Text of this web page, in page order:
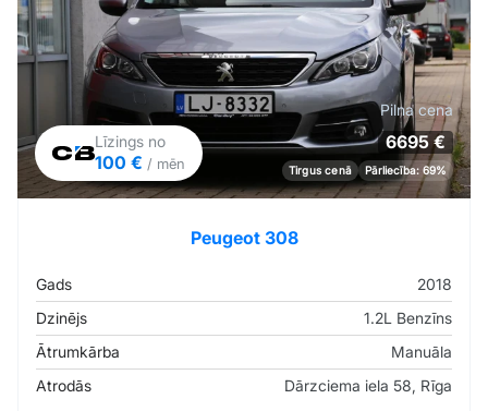
Līzings no
100 € / mēn
Pilna cena
6695 €
Tirgus cenā Pārliecība: 69%
Peugeot 308
Gads
2018
Dzinējs
1.2L Benzīns
Ātrumkārba
Manuāla
Atrodās
Dārzciema iela 58, Rīga